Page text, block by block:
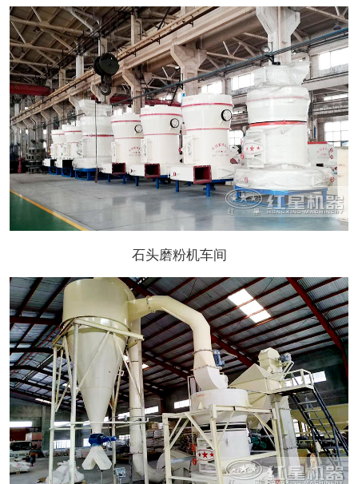
石头磨粉机车间